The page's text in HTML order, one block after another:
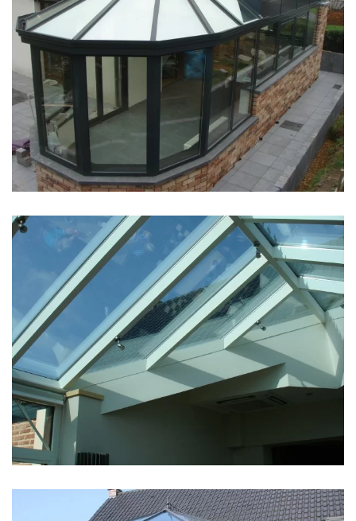
klik voor slideshow
klik voor slideshow